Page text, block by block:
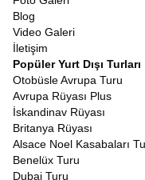
Turlarımızda görev alan
hakim, yerel kültürü çok
değil, o yerlerin hikayesini
turumuz, canlı bir
niteliğindedir. Hangi
en uygun hediyelik eşya
Tüm bu soruların
Rehberlerimiz, size
yaşam tarzını,
tapınağında nasıl dua
nasıl yemek yenileceğine
Blog
Video Galeri
İletişim
Popüler Yurt Dışı Turları
Otobüsle Avrupa Turu
Avrupa Rüyası Plus
İskandinav Rüyası
Britanya Rüyası
Alsace Noel Kasabaları
Benelüx Turu
Dubai Turu